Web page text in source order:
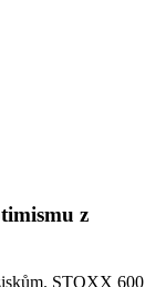
z
STOXX 600